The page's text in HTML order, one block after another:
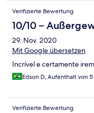
Verifizierte Bewertung
10/10 –
29. Nov. 2020
Mit Google übersetzen
Incrível e certamente
Edson D, Aufenthalt von
Verifizierte Bewertung